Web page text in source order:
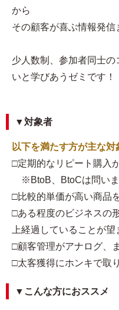
から
その顧客が喜ぶ情報発信
少人数制、参加者同士
いと学びあうゼミです！
▼対象者
以下を満たす方が主な対
□定期的なリピート購入
※BtoB、BtoCは問い
□比較的単価が高い商品
□ある程度のビジネスの
上経過していることが望
□顧客管理がアナログ、
□太客獲得にホンキで取
▼こんな方におススメ